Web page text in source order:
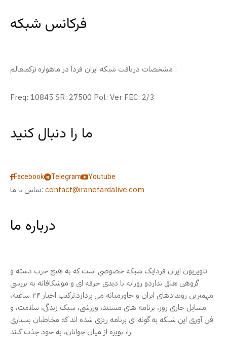
فرکانس شبکه
مشخصات دریافت شبکه ایران فردا در ماهواره ترکمنعالم :
Freq: 10845 SR: 27500 Pol: Ver FEC: 2/3
ما را دنبال کنید
Facebook Telegram
Youtube
تماس با ما: contact@iranefardalive.com
درباره ما
تلویزیون ایران فردایک شبکه خصوصی است که به هیچ حزب دسته و
گروهی تعلق نداردو روزانه با دیدی حرفه ای و موشکافانه به بررسی
مهمترین رویدادهای ایران و خاورمیانه می پردازد.ترکیب اخبار ۲۴ ساعته،
مسایل جاری روز، برنامه های مستند، ورزشی، سبک زندگی، سلامت، و
فن آوری این شبکه به گونه ای برنامه ریزی شده اند که مخاطبان بسیاری
را، بویژه از میان جوانان، به خود جذب کنند.